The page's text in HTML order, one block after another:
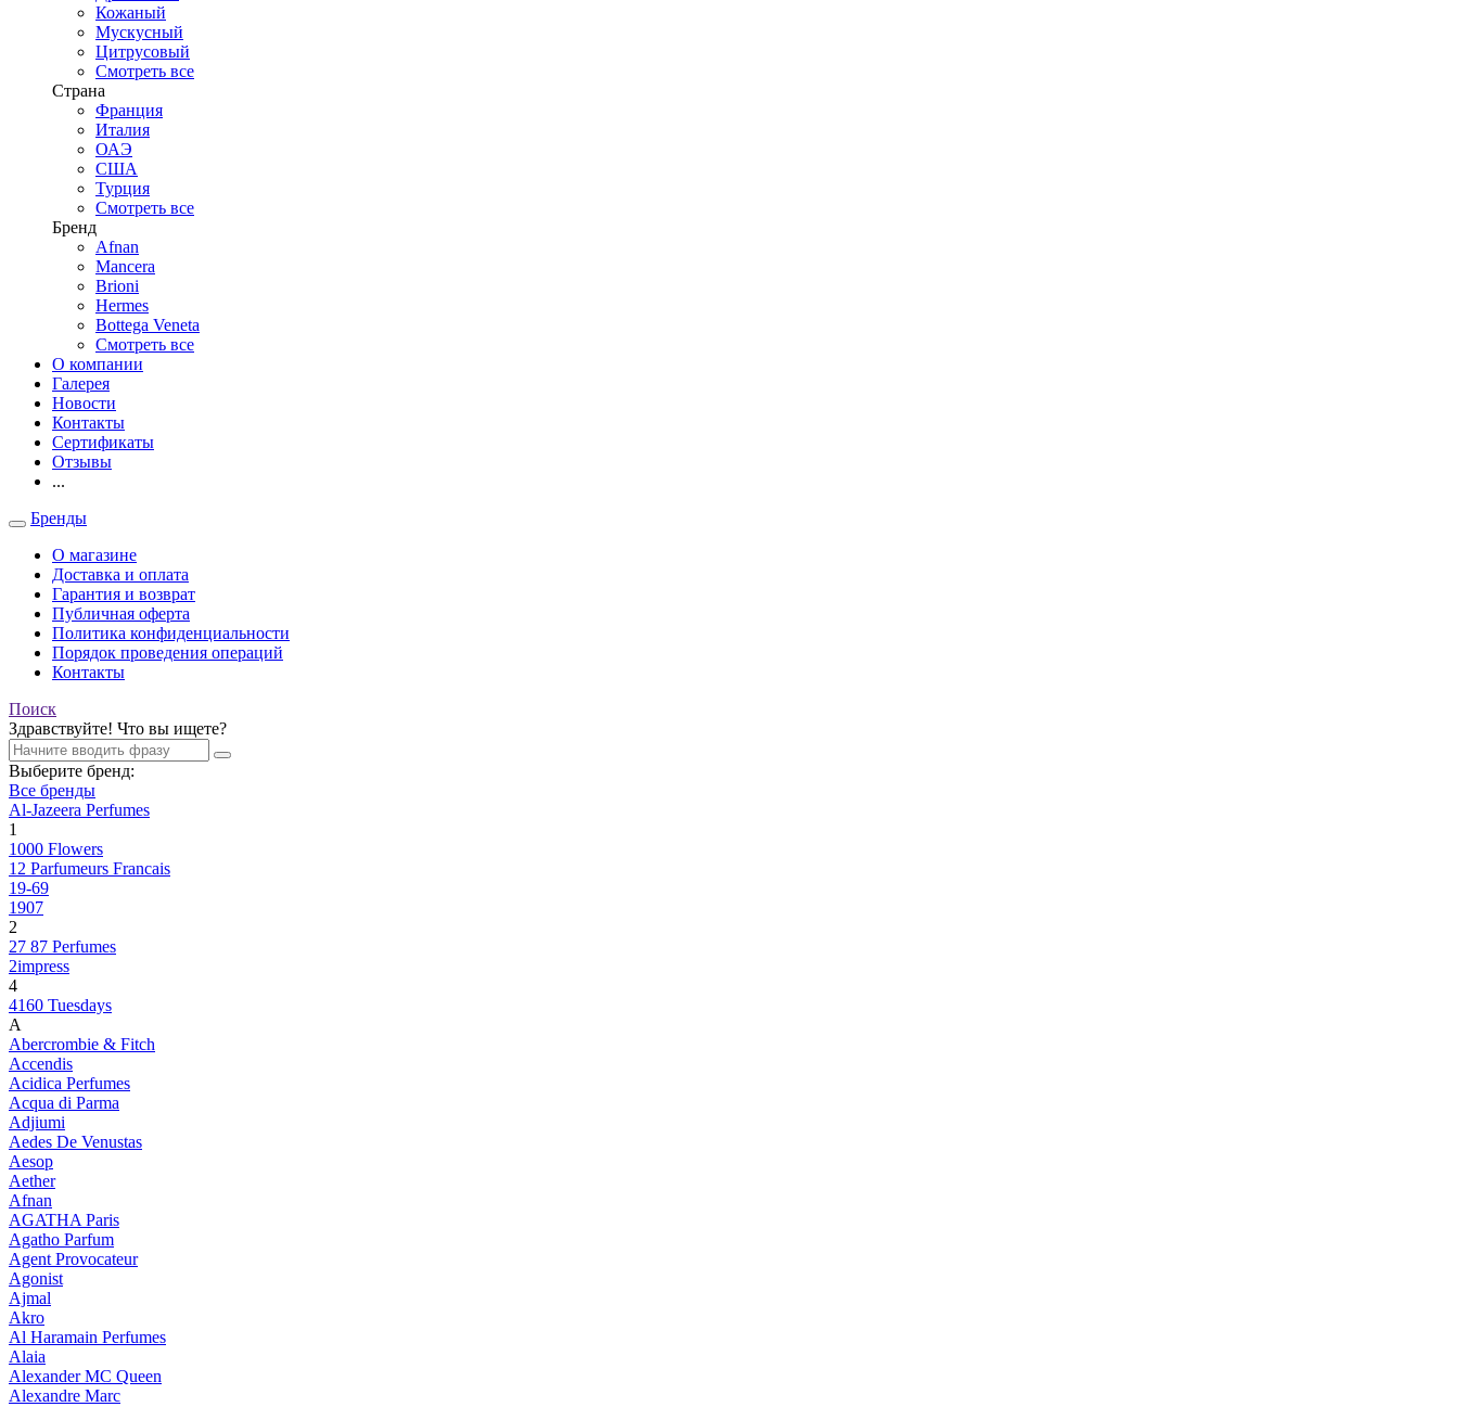
Кожаный
Мускусный
Цитрусовый
Смотреть все
Страна
Франция
Италия
ОАЭ
США
Турция
Смотреть все
Бренд
Afnan
Mancera
Brioni
Hermes
Bottega Veneta
Смотреть все
О компании
Галерея
Новости
Контакты
Сертификаты
Отзывы
...
Бренды
О магазине
Доставка и оплата
Гарантия и возврат
Публичная оферта
Политика конфиденциальности
Порядок проведения операций
Контакты
Поиск
Здравствуйте! Что вы ищете?
Выберите бренд:
Все бренды
Al-Jazeera Perfumes
1
1000 Flowers
12 Parfumeurs Francais
19-69
1907
2
27 87 Perfumes
2impress
4
4160 Tuesdays
A
Abercrombie & Fitch
Accendis
Acidica Perfumes
Acqua di Parma
Adjiumi
Aedes De Venustas
Aesop
Aether
Afnan
AGATHA Paris
Agatho Parfum
Agent Provocateur
Agonist
Ajmal
Akro
Al Haramain Perfumes
Alaia
Alexander MC Queen
Alexandre Marc